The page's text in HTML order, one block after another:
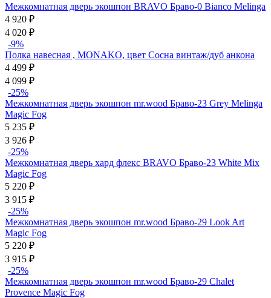
Межкомнатная дверь экошпон BRAVO Браво-0 Bianco Melinga
4 920 ₽
4 020 ₽
-9%
Полка навесная , MONAKO, цвет Сосна винтаж/дуб анкона
4 499 ₽
4 099 ₽
-25%
Межкомнатная дверь экошпон mr.wood Браво-23 Grey Melinga
Magic Fog
5 235 ₽
3 926 ₽
-25%
Межкомнатная дверь хард флекс BRAVO Браво-23 White Mix
Magic Fog
5 220 ₽
3 915 ₽
-25%
Межкомнатная дверь экошпон mr.wood Браво-29 Look Art
Magic Fog
5 220 ₽
3 915 ₽
-25%
Межкомнатная дверь экошпон mr.wood Браво-29 Chalet
Provence Magic Fog